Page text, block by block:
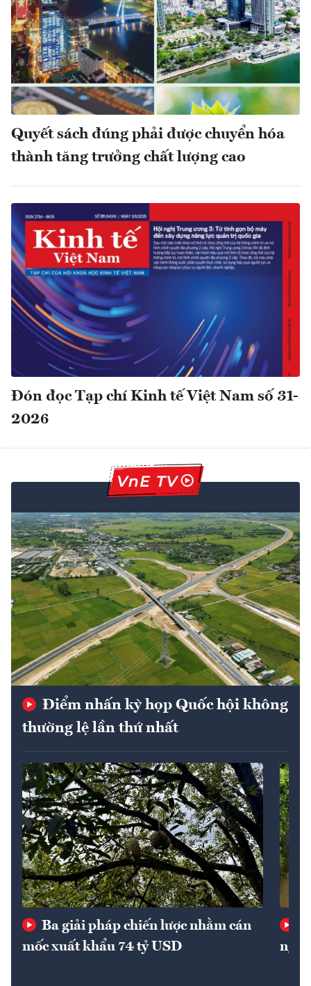
Điểm nhấn kỳ họp Quốc hội không
thường lệ lần thứ nhất
Ba giải pháp chiến lược nhằm cán
mốc xuất khẩu 74 tỷ USD
Quyết sách đúng phải được chuyển hóa
thành tăng trưởng chất lượng cao
Đón đọc Tạp chí Kinh tế Việt Nam số 31-
2026